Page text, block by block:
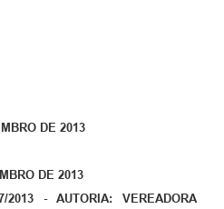
DE 2013
DE 2013
2013-AUTORIA: VEREADORA